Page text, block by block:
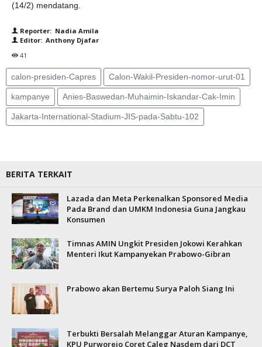
(14/2) mendatang.
Reporter: Nadia Amila
Editor: Anthony Djafar
41
calon-presiden-Capres Calon-Wakil-Presiden-nomor-urut-01
kampanye Anies-Baswedan-Muhaimin-Iskandar-Cak-Imin
Jakarta-International-Stadium-JIS-pada-Sabtu-102
BERITA TERKAIT
Lazada dan Meta Perkenalkan Sponsored Media
Pada Brand dan UMKM Indonesia Guna Jangkau
Konsumen
Timnas AMIN Ungkit Presiden Jokowi Kerahkan
Menteri Ikut Kampanyekan Prabowo-Gibran
Prabowo akan Bertemu Surya Paloh Siang Ini
Terbukti Bersalah Melanggar Aturan Kampanye,
KPU Purworejo Coret Caleg Nasdem dari DCT